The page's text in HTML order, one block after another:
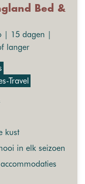
Bed &
| 15 dagen |
langer
Travel
kust
in elk seizoen